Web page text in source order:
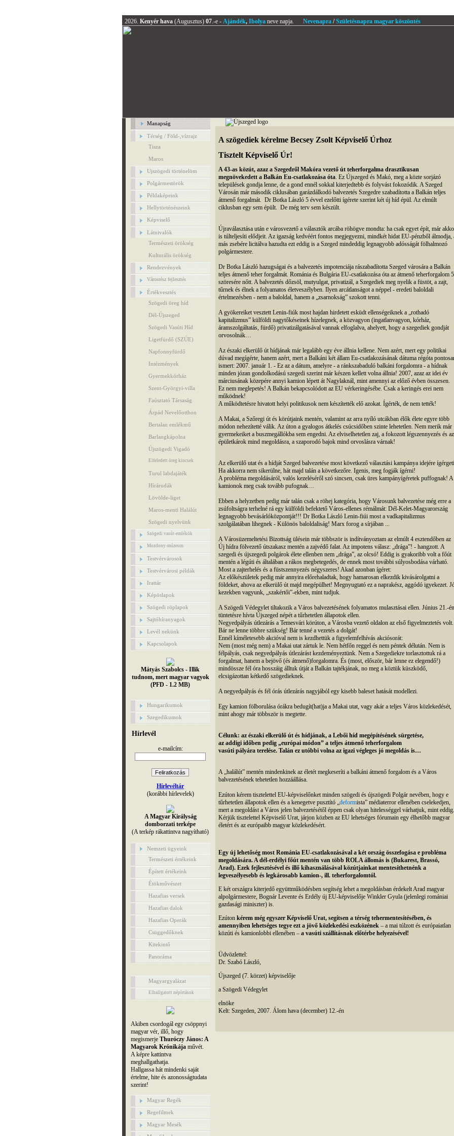
2026. Kenyér hava (Augusztus) 07.-e - Ajándék, Ibolyaneve napja. Nevenapra/Születésnapra magyar köszöntés
Manapság
Térség / Föld-,vízrajz
Tisza
Maros
Ujszögedi történelöm
Polgármestörök
Példaképeink
Hellytörténészeink
Képviselő
Látnivalók
Természeti örökség
Kulturális örökség
Rendezvények
Városrész fejlesztés
Értékvesztés
Szögedi öreg híd
Dél-Újszeged
Szögedi Vasúti Híd
Ligetfürdő (SZÚE)
Napfonnyfürdő
Intézmények
Gyermekkórház
Szent-Györgyi-villa
Faúsztató Társaság
Árpád Nevelőotthon
Bertalan emlékmű
Barlangkápolna
Újszögedi Vigadó
Elfeledett öreg kincsek
Turul labdajáték
Hírárudák
Lövölde-liget
Maros-menti Halálút
Szögedi nyelvünk
Szögedi vasút-emlékök
Mozdony-múzeum
Testvérvárosok
Testvérvárosi példák
Irattár
Képöslapok
Szögedi röplapok
Sajtóhíranyagok
Levél nekünk
Kapcsolapok
Mátyás Szabolcs - Illik
tudnom, mert magyar vagyok
(PFD - 1.2 MB)
Hungarikumok
Szegedikumok
Hírlevél
e-mailcím:
Hírlevéltár
(korábbi hírlevelek)
A Magyar Királyság
domborzati terképe
(A terkép rákattintva nagyítható)
Nemzeti ügyeink
Természeti értékeink
Épített értékeink
Étökművészet
Hazafias versek
Hazafias dalok
Hazafias Operák
Csüggedőknek
Kitekintő
Panoráma
Magyargyalázat
Elhallgatott népírtások
Akiben csordogál egy csöppnyi
magyar vér, illő, hogy
megismerje Thuróczy János: A
Magyarok Krónikájaművét.
A képre kattintva
meghallgathatja.
Hallgassa hát mindenki saját
értelme, hite és azonosságtudata
szerint!
Magyar Regék
Regefilmek
Magyar Mesék
A szögediek kérelme Becsey Zsolt Képviselő Úrhoz
Tisztelt Képviselő Úr!
A 43-as közút, azaz a Szegedről Makóra vezető út teherforgalma drasztikusan
megnövekedett a Balkán Eu-csatlakozása óta. Ez Újszeged és Makó, meg a közte sorjázó
települések gondja lenne, de a gond ennél sokkal kiterjedtebb és folyvást fokozódik. A Szeged
Városán már második ciklusában garázdálkodó balvezetés Szegedre szabadította a Balkán teljes
átmenő forgalmát. Dr Botka László 5 évvel ezelőtti ígérete szerint két új híd épül. Az elmúlt
ciklusban egy sem épült. De még terv sem készült.
Újraválasztása után e városvezető a választók arcába röhögve mondta: ha csak egyet épít, már
is túlteljesíti elődjeit. Az igazság kedvéért fontos megjegyezni, mindkét hidat EU-pénzből álmodja,
más zsebére licitálva hazudta ezt eddig is a Szeged mindeddig legnagyobb adósságát fölhalmozó
polgármestere.
Dr Botka László hazugságai és a balvezetés impotenciája rászabadította Szeged városára a Balkán
teljes átmenő teher forgalmát. Románia és Bulgária EU-csatlakozása óta az átmenő teherforgalom
szöresére nőtt. A balvezetés dőzsöl, mutyulgat, privatizál, a Szegediek meg nyelik a füstöt, a zajt,
tűrnek és élnek a folyamatos életveszélyben. Ilyen arcátlanságot a néppel - eredeti baloldali
értelmezésben - nem a baloldal, hanem a „zsarnokság” szokott tenni.
A gyökereiket vesztett Lenin-fiúk most hajdan hirdetett esküdt ellenségeiknek a „rothadó
kapitalizmus” külföldi nagytőkéseinek hízelegnek, a közvagyon (ingatlanvagyon, kórház,
áramszolgáltatás, fürdő) privatizálgatásával vannak elfoglalva, ahelyett, hogy a szegediek gondját
orvosolnák…
Az északi elkerülő út hídjának már legalább egy éve állnia kellene. Nem azért, mert egy politikai
dúvad megígérte, hanem azért, mert a Balkáni két állam Eu-csatlakozásának dátuma régóta
ismert: 2007. január 1. - Ez az a dátum, amelyre - a ránkszabaduló balkáni forgalomra - a hídnak
minden józan gondolkodású szegedi szerint már készen kellett volna állnia! 2007, azaz az idei év
márciusának közepére annyi kamion lépett át Nagylaknál, mint amennyi az előző évben összesen.
Ez nem meglepetés! A Balkán bekapcsolódott az EU vérkeringésébe. Csak a keringés erei nem
működnek!
A működtetésre hivatott helyi politikusok nem készítették elő azokat. Ígérték, de nem tették!
A Makai, a Szőregi út és körútjaink mentén, valamint az arra nyíló utcákban élők élete egyre több
módon nehezítetté válik. Az úton a gyalogos átkelés csúcsidőben szinte lehetetlen. Nem merik már
gyermekeiket a buszmegállókba sem engedni. Az elviselhetetlen zaj, a fokozott légszennyezés és az
épületkárok mind megoldásra, a szaporodó bajok mind orvoslásra várnak!
Az elkerülő utat és a hídját Szeged balvezetése most következő választási kampánya idejére
Ha akkorra nem sikerülne, hát majd talán a következőre. Igenis, meg fogják ígérni!
A probléma megoldásáról, valós kezeléséről szó sincsen, csak üres kampányígéretek puffognak! A
kamionok meg csak tovább pufognak…
Ebben a helyzetben pedig már talán csak a röhej kategória, hogy Városunk balvezetése még erre a
zsúfoltságra terhelné rá egy külföldi befektető Város-ellenes rémálmát: Dél-Kelet-Magyarország
legnagyobb bevásárlóközpontját!!! Dr Botka László Lenin-fiúi most a vadkapitalizmus
szolgálatában lihegnek - Különös baloldaliság! Marx forog a sírjában ...
A Városüzemeltetési Bizottság ülésein már többször is indítványoztam az elmúlt 4 esztendőben az
Új hídra fölvezető útszakasz mentén a zajvédő falat. Az impotens válasz: „drága”! - hangzott. A
szegedi és újszegedi polgárok élete ellenben nem „drága”, az olcsó! Eddig is gyakoribb volt a főút
mentén a légúti és általában a rákos megbetegedés, de ennek most további súlyosbodása várható.
Most a zajterhelés és a füstszennyezés négyszeres! Akad azonban ígéret:
Az előkészületek pedig már annyira előrehaladtak, hogy hamarosan elkezdik kivásárolgatni a
földeket, ahova az elkerülő út majd megépülhet! Megnyugtató ez a naprakész, aggódó igyekezet.
kezekben vagyunk, „szakértői”-ekben, mint tudjuk.
A Szögedi Védegylet tiltakozik a Város balvezetésének folyamatos mulasztásai ellen. Június 21.-
tüntetésre hívta Újszeged népét a tűrhetetlen állapotok ellen.
Negyedpályás útlezárás a Temesvári körúton, a Városba vezető oldalon az első figyelmeztetés volt.
Bár ne lenne többre szükség! Bár tenné a vezetés a dolgát!
Ennél kíméletesebb akcióval nem is kezdhettük a figyelemfelhívás akciósorát:
Nem (most még nem) a Makai utat zártuk le. Nem hétfőn reggel és nem péntek délután. Nem is
félpályás, csak negyedpályás útlezárást kezdeményeztünk. Nem a Szegediekre torlasztottuk rá a
forgalmat, hanem a bejövő (és átmenő)forgalomra. És (most, először, bár lenne ez elegendő!)
mindössze fél óra hosszáig álltuk útját a Balkán tajtékjának, no meg a köztük küszködő,
elcsigázottan kétkedő szögedieknek.
A negyedpályás és fél órás útlezárás nagyjából egy kisebb baleset hatását modellezi.
Egy kamion fölborulása órákra bedugít(hat)ja a Makai utat, vagy akár a teljes Város közlekedését,
mint ahogy már többször is megtette.
Célunk: az északi elkerülő út és hídjának, a Lebői híd megépítésének sürgetése,
az addigi időben pedig „európai módon” a teljes átmenő teherforgalom
vasúti pályára terelése. Talán ez utóbbi volna az igazi végleges jó megoldás is…
A „halálút” mentén mindenkinek az életét megkeseríti a balkáni átmenő forgalom és a Város
balvezetésének tehetetlen hozzáállása.
Ezúton kérem tisztelettel EU-képviselőnket minden szögedi és újszögedi Polgár nevében, hogy e
tűrhetetlen állapotok ellen és a kenegetve pusztító „deformista” médiaterror ellenében cselekedjen,
mert a megoldást a Város jelen balvezetésétől éppen csak olyan hitelességgel várhatjuk, mint eddig.
Kérjük tisztelettel Képviselő Urat, járjon közben az EU lehetséges fórumain egy élhetőbb magyar
életért és az európaibb magyar közlekedésért.
Egy új lehetőség most Románia EU-csatlakozásával a két ország összefogása e probléma
megoldására. A dél-erdélyi főút mentén van több ROLA állomás is (Bukarest, Brassó,
Arad). Ezek fejlesztésével és illő kihasználásával közútjainkat mentesíthetnénk a
legveszélyesebb és legkárosabb kamion-, ill. teherforgalomtól.
E két országra kiterjedő együttműködésben segítség lehet a megoldásban érdekelt Arad magyar
alpolgármestere, Bognár Levente és Erdély új EU-képviselője Winkler Gyula (jelenlegi romániai
gazdasági miniszter) is.
Ezúton kérem még egyszer Képviselő Urat, segítsen a térség tehermentesítésében, és
amennyiben lehetséges tegye ezt a jövő közlekedési eszközének– a mai túlzott és európaiatlan
közúti és kamionlobbi ellenében – a vasúti szállításnak előtérbe helyezésével!
Üdvözlettel:
Dr. Szabó László,
Újszeged (7. körzet) képviselője
a Szögedi Védegylet
elnöke
Kelt: Szegeden, 2007. Álom hava (december) 12.-én